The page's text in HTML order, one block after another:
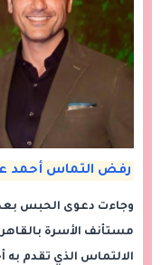
رفض التماس أحمد
وجاءت دعوى الحبس
مستأنف الأسرة
الالتماس الذي تقدم به